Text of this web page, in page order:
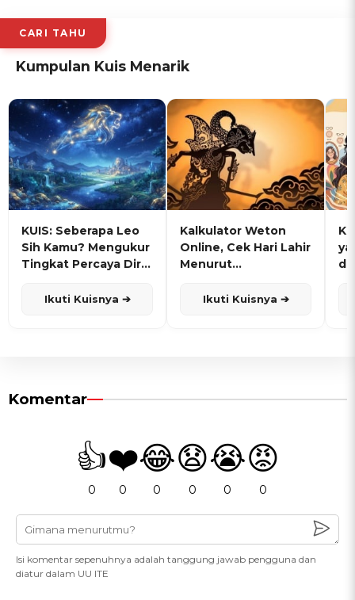
CARI TAHU
Kumpulan Kuis Menarik
KUIS: Seberapa Leo
Sih Kamu? Mengukur
Tingkat Percaya Diri
Ikuti Kuisnya ➔
Kalkulator Weton
Online, Cek Hari Lahir
Menurut
Ikuti Kuisnya ➔
Komentar
👍
0
❤️
0
😂
0
😧
0
😭
0
😡
0
Isi komentar sepenuhnya adalah tanggung jawab pengguna dan
diatur dalam UU ITE